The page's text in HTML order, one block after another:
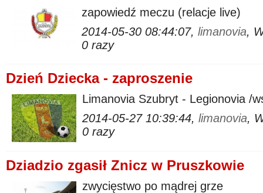
zapowiedź meczu (relacje live)
2014-05-30 08:44:07, limanovia,
0 razy
Dzień Dziecka - zaproszenie
Limanovia Szubryt - Legionovia /
2014-05-27 10:39:44, limanovia,
0 razy
Dziadzio zgasił Znicz w Pruszkowie
zwycięstwo po mądrej grze